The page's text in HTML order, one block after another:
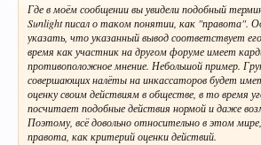
Где в моём сообщении вы увидели подобный
Sunlight писал о таком понятии, как "правота".
указать, что указанный вывод соответствует
время как участник на другом форуме имеет
противоположное мнение. Небольшой пример.
совершающих налёты на инкассаторов будет
оценку своим действиям в обществе, в то время
посчитает подобные действия нормой и даже
Поэтому, всё довольно относительно в этом
правота, как критерий оценки действий.